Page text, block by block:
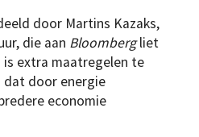
door Martins Kazaks,
die aan Bloombergliet
extra maatregelen te
dat door energie
economie